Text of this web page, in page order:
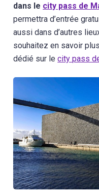
dans le city pass de
permettra d’entrée
aussi dans d’autres
souhaitez en savoir
dédié sur lecity pass